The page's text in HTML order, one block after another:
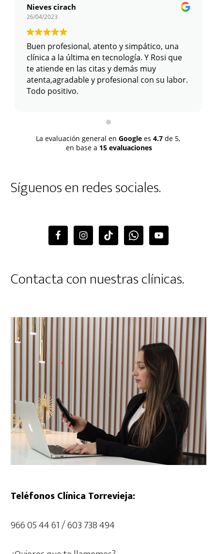
Nieves cirach
26/04/2023
Buen profesional, atento y simpático, una
clínica a la última en tecnología. Y Rosi que
te atiende en las citas y demás muy
atenta,agradable y profesional con su labor.
Todo positivo.
La evaluación general en Google es 4.7 de 5,
en base a 15 evaluaciones
Síguenos en redes sociales.
Contacta con nuestras clínicas.
Teléfonos Clínica Torrevieja:
966 05 44 61 / 603 738 494